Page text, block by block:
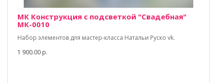
МК Конструкция с подсветкой "Свадебная"
МК-0010
Набор элементов для мастер-класса Натальи Руско vk.
1 900.00 р.